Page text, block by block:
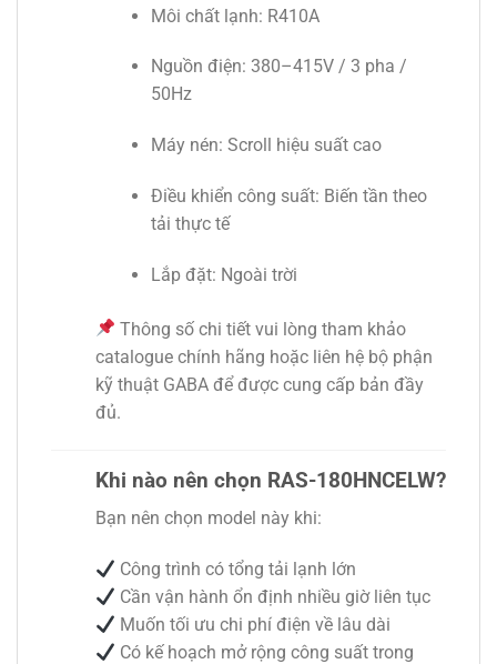
Môi chất lạnh: R410A
Nguồn điện: 380–415V / 3 pha /
50Hz
Máy nén: Scroll hiệu suất cao
Điều khiển công suất: Biến tần theo
tải thực tế
Lắp đặt: Ngoài trời
Thông số chi tiết vui lòng tham khảo
catalogue chính hãng hoặc liên hệ bộ phận
kỹ thuật GABA để được cung cấp bản đầy
đủ.
Khi nào nên chọn RAS-180HNCELW?
Bạn nên chọn model này khi:
Công trình có tổng tải lạnh lớn
Cần vận hành ổn định nhiều giờ liên tục
Muốn tối ưu chi phí điện về lâu dài
Có kế hoạch mở rộng công suất trong